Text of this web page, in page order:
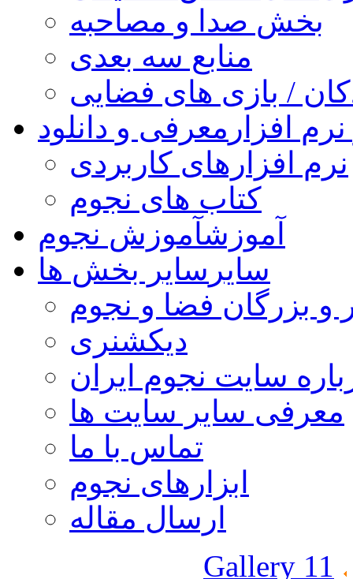
بخش صدا و مصاحبه
منابع سه بعدی
/ بازی های فضایی
افزار معرفی و دانلود
نرم افزارهای کاربردی
کتاب های نجوم
آموزشآموزش نجوم
سایر سایر بخش ها
و بزرگان فضا و نجوم
دیکشنری
سایت نجوم ایران
معرفی سایر سایت ها
تماس با ما
ابزارهای نجوم
ارسال مقاله
Gallery 11